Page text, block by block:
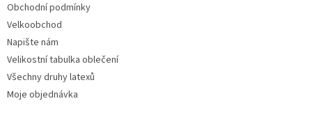
Obchodní podmínky
Velkoobchod
Napište nám
Velikostní tabulka oblečení
Všechny druhy latexů
Moje objednávka